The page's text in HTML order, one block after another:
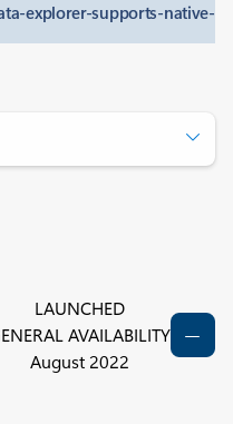
explorer-supports-native-
LAUNCHED
AVAILABILITY
August 2022